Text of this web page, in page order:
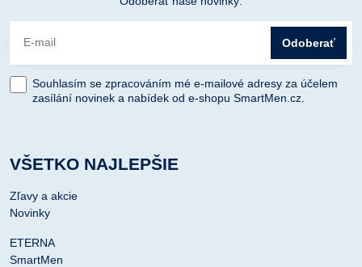
Odoberať
Souhlasím se zpracováním mé e-mailové adresy za účelem
zasílání novinek a nabídek od e-shopu SmartMen.cz.
VŠETKO NAJLEPŠIE
Zľavy a akcie
Novinky
ETERNA
SmartMen